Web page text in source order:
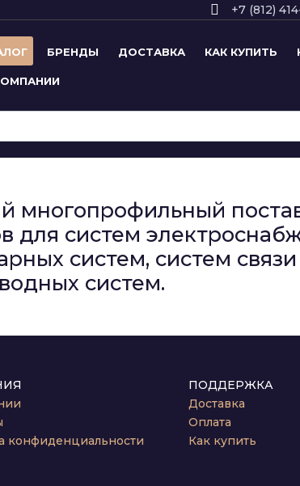
+7 (812)
БРЕНДЫ ДОСТАВКА КАК КУПИТЬ
многопрофильный
для систем
систем, систем
систем.
конфиденциальности
ПОДДЕРЖКА
Доставка
Оплата
Как купить